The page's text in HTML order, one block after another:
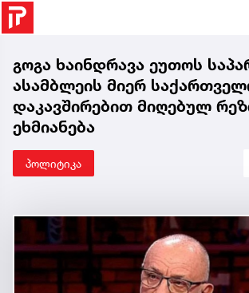
გოგა ხაინდრავა ეუთოს
ასამბლეის მიერ
დაკავშირებით მიღებულ
ეხმიანება
პოლიტიკა